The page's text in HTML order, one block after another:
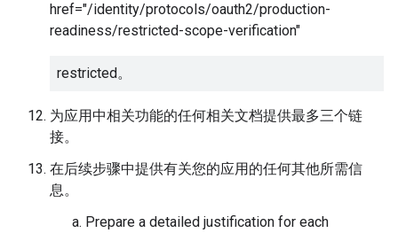
href="/identity/protocols/oauth2/production-
readiness/restricted-scope-verification"
restricted。
为应用中相关功能的任何相关文档提供最多三个链
接。
在后续步骤中提供有关您的应用的任何其他所需信
息。
Prepare a detailed justification for each